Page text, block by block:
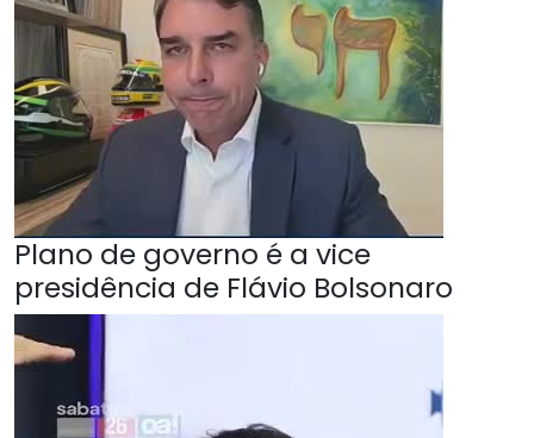
Plano de governo é a vice
presidência de Flávio Bolsonaro